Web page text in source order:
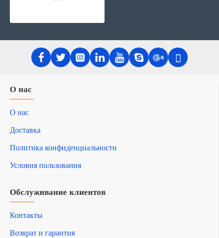
О нас
О нас
Доставка
Политика конфиденциальности
Условия пользования
Обслуживание клиентов
Контакты
Возврат и гарантия